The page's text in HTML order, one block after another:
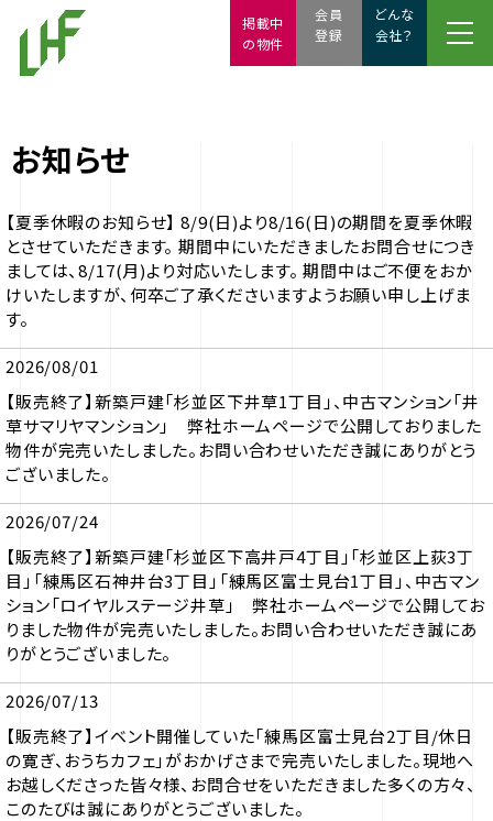
お知らせ
【夏季休暇のお知らせ】 8/9(日)より8/16(日)の期間を夏季休暇
とさせていただきます。 期間中にいただきましたお問合せにつき
ましては、8/17(月)より対応いたします。 期間中はご不便をおか
けいたしますが、何卒ご了承くださいますようお願い申し上げま
す。
2026/08/01
【販売終了】新築戸建「杉並区下井草1丁目」、中古マンション「井
草サマリヤマンション」 弊社ホームページで公開しておりました
物件が完売いたしました。お問い合わせいただき誠にありがとう
ございました。
2026/07/24
【販売終了】新築戸建「杉並区下高井戸4丁目」「杉並区上荻3丁
目」「練馬区石神井台3丁目」「練馬区富士見台1丁目」、中古マン
ション「ロイヤルステージ井草」 弊社ホームページで公開してお
りました物件が完売いたしました。お問い合わせいただき誠にあ
りがとうございました。
2026/07/13
【販売終了】イベント開催していた「練馬区富士見台2丁目/休日
の寛ぎ、おうちカフェ」がおかげさまで完売いたしました。現地へ
お越しくださった皆々様、お問合せをいただきました多くの方々、
このたびは誠にありがとうございました。
会員
登録
どんな
会社？
掲載中
の物件